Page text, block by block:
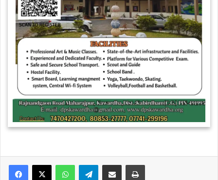
WhatsAppTelegramShare via Email Print